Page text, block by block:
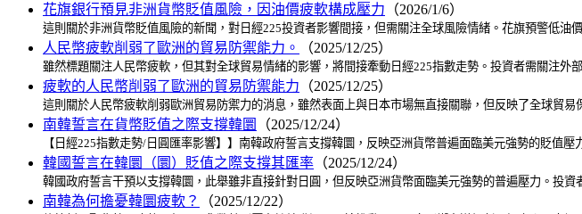
花旗銀行預見非洲貨幣貶值風險，因油價疲軟構成壓力 （2026/1/6）
這則關於非洲貨幣貶值風險的新聞，對日經225投資者影響間接，但需關注全球風險情緒。花旗預警低
人民幣疲軟削弱了歐洲的貿易防禦能力。 （2025/12/25）
雖然標題關注人民幣疲軟，但其對全球貿易情緒的影響，將間接牽動日經225指數走勢。投資者需關注
疲軟的人民幣削弱了歐洲的貿易防禦能力 （2025/12/25）
這則關於人民幣疲軟削弱歐洲貿易防禦力的消息，雖然表面上與日本市場無直接關聯，但反映了全球貿
南韓誓言在貨幣貶值之際支撐韓圜 （2025/12/24）
【日經225指數走勢/日圓匯率影響】】南韓政府誓言支撐韓圜，反映亞洲貨幣普遍面臨美元強勢的貶值
韓國誓言在韓圜（圜）貶值之際支撐其匯率 （2025/12/24）
韓國政府誓言干預以支撐韓圜，此舉雖非直接針對日圓，但反映亞洲貨幣面臨美元強勢的普遍壓力。投
南韓為何擔憂韓圜疲軟？ （2025/12/22）